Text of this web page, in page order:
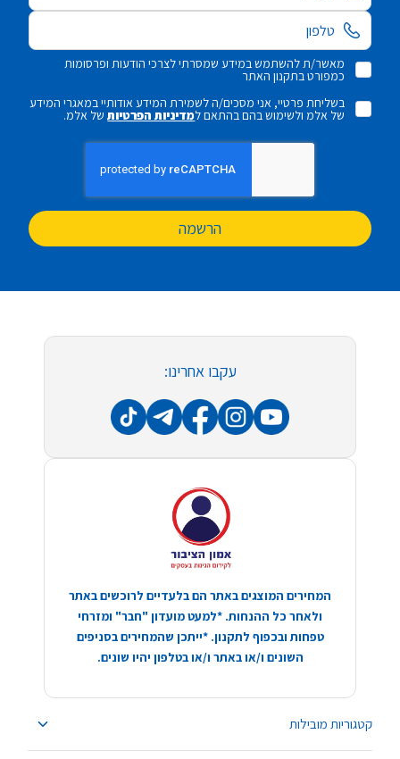
מאשר/ת להשתמש במידע שמסרתי לצרכי הודעות ופרסומות
כמפורט בתקנון האתר
בשליחת פרטיי, אני מסכים/ה לשמירת המידע אודותיי במאגרי המידע
של אלמ ולשימוש בהם בהתאם למדיניות הפרטיותשל אלמ.
הרשמה
קטגוריות מובילות
עקבו אחרינו:
המחירים המוצגים באתר הם בלעדיים לרוכשים באתר
ולאחר כל ההנחות. *למעט מועדון "חבר" ומזרחי
טפחות ובכפוף לתקנון. *ייתכן שהמחירים בסניפים
השונים ו/או באתר ו/או בטלפון יהיו שונים.